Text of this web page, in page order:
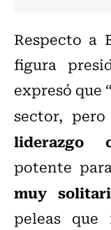
Respecto a
figura
expresó que
sector,
liderazgo
potente
muy
peleas que